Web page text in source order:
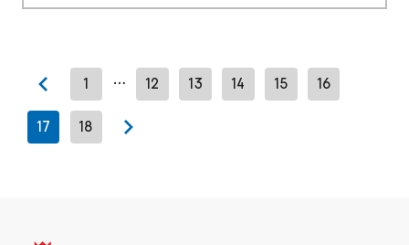
Previous page
1 … 12 13 14 15 16
17 18